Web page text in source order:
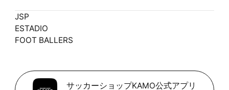
JSP
ESTADIO
FOOT BALLERS
サッカーショップKAMO公式アプリ